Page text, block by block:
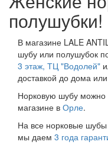
полушубки!
В магазине LALE
шубу или полушубок
3 этаж, ТЦ "Водолей"
доставкой до дома
Норковую шубу можно
магазине в Орле.
На все норковые шубы
мы даем 3 года